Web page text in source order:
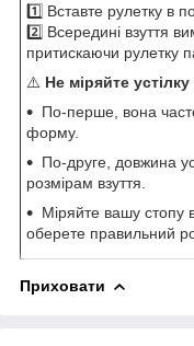
1️⃣ Вставте рулетку в
2️⃣ Всередині взуття
притискаючи рулетку
⚠️ Не міряйте
По-перше, вона
форму.
По-друге, довжина
розмірам взуття.
Міряйте вашу стопу
оберете правильний
Приховати